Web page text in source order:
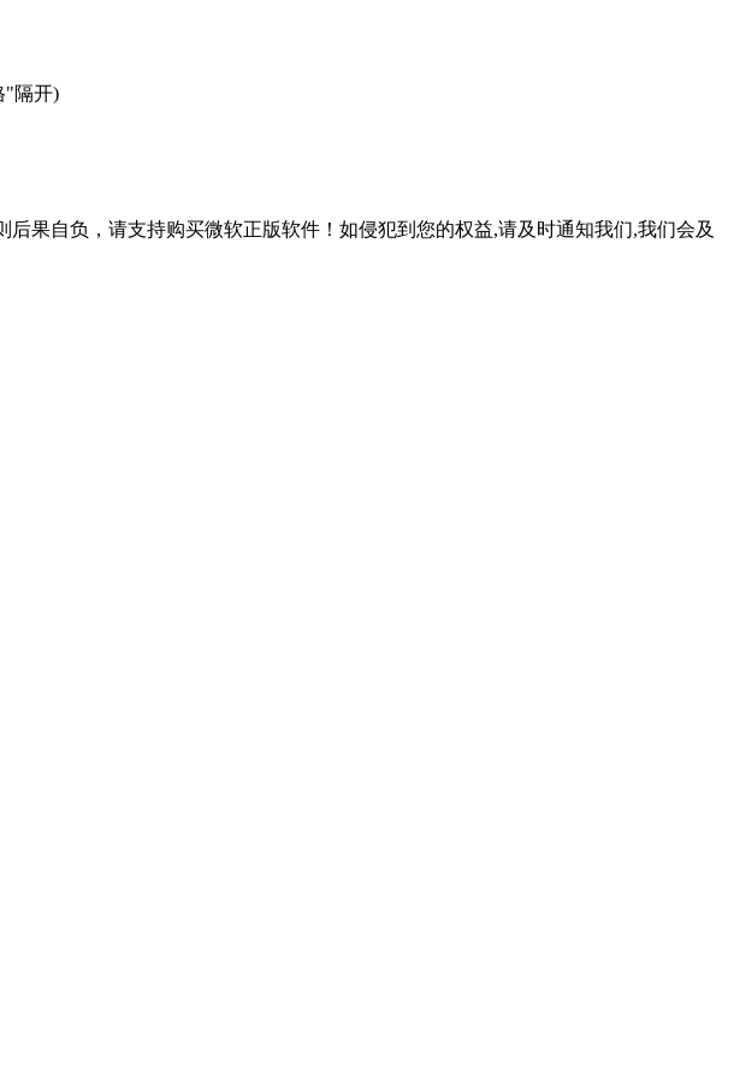
"隔开)
果自负，请支持购买微软正版软件！如侵犯到您的权益,请及时通知我们,我们会及